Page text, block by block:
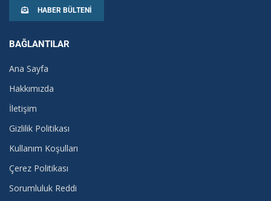
HABER BÜLTENI
BAĞLANTILAR
Ana Sayfa
Hakkımızda
İletişim
Gizlilik Politikası
Kullanım Koşulları
Çerez Politikası
Sorumluluk Reddi